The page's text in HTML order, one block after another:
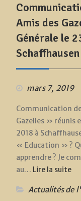
Amis des
Générale le
Schaffhausen
mars 7, 2019
Communication
Gazelles » réunis
2018 à
« Education » ?
apprendre ? Je
au… Lire la suite
Actualités de